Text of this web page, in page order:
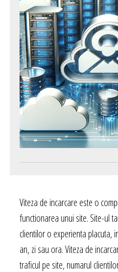
Viteza de incarcare este o
functionarea unui site. Site-ul
clientilor o experienta placuta,
an, zi sau ora. Viteza de
traficul pe site, numarul